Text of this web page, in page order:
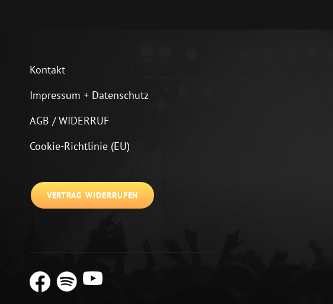
Kontakt
Impressum + Datenschutz
AGB / WIDERRUF
Cookie-Richtlinie (EU)
VERTRAG WIDERRUFEN